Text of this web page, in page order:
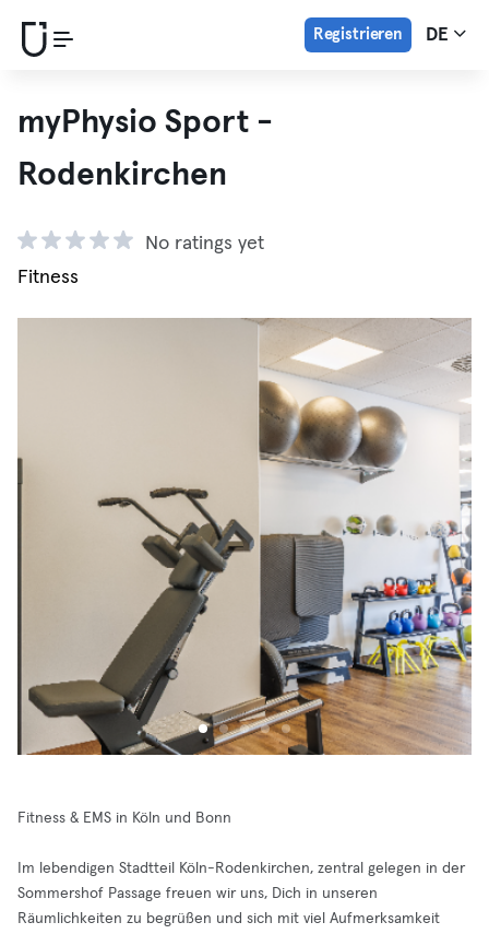
Registrieren DE
myPhysio Sport -
Rodenkirchen
No ratings yet
Fitness
Fitness & EMS in Köln und Bonn
Im lebendigen Stadtteil Köln-Rodenkirchen, zentral gelegen in der
Sommershof Passage freuen wir uns, Dich in unseren
Räumlichkeiten zu begrüßen und sich mit viel Aufmerksamkeit